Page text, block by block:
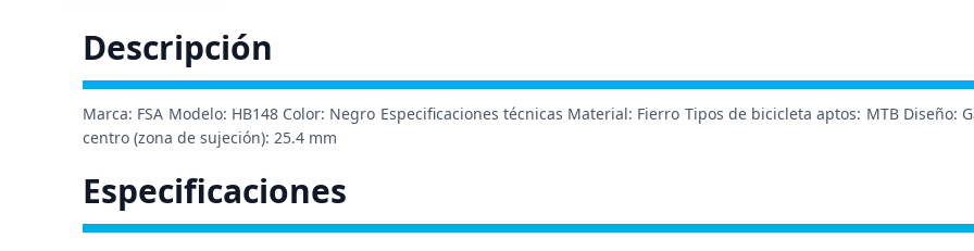
Descripción
Marca: FSA Modelo: HB148 Color: Negro Especificaciones técnicas Material: Fierro Tipos de bicicleta aptos: MTB
centro (zona de sujeción): 25.4 mm
Especificaciones